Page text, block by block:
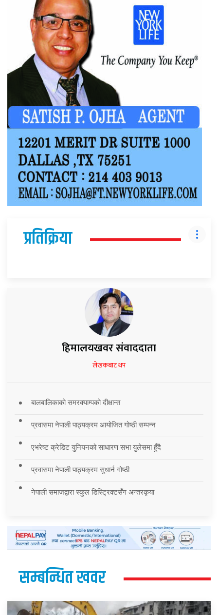
प्रतिक्रिया
हिमालयखवर संवाददाता
लेखकबाट थप
बालबालिकाको समरक्याम्पको दीक्षान्त
प्रवासमा नेपाली पाठ्यक्रम आयोजित गोष्ठी सम्पन्न
एभरेष्ट क्रेडिट युनियनको साधारण सभा युलेसमा हुँदै
प्रवासमा नेपाली पाठ्यक्रम सुधार्न गोष्ठी
नेपाली समाजद्वारा स्कुल डिस्ट्रिक्टसँग अन्तरकृया
सम्बन्धित खवर